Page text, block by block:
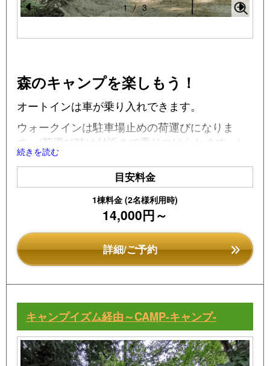
Pr
e
o
u
s
N
e
1 / 3
森のキャンプを楽しもう！
オートインは車が乗り入れできます。
ウォークインは駐車場止めの荷運びになりま
す。(荷運び時は付近まで乗りつけられます。)
キャビンもそれぞれ少しずつ個性があります。
おススメはオートインログキャビンラージ。
ミニテントサイト付きでタープを張ったり、焚
火を楽しんだりキャンプらしいことを楽しみや
すいです。
サイトナンバーはここがいい！複数キャンプで
ますので何なりとご申しつけください♪
直近4日以内のご予約はお電話にて受付中です！
フロント受付 029-857-2468 (水曜定休 9:00
続きを読む
目安料金
1棟料金 (2名様利用時)
14,000円～
詳細/ご予約
キャンプイズム経由～CAMP-キャンプ-